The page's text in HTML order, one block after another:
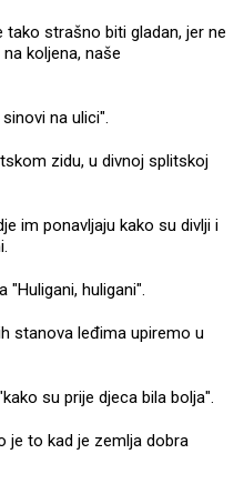
tako strašno biti gladan, jer ne
koljena, naše
na ulici".
zidu, u divnoj splitskoj
im ponavljaju kako su divlji i
"Huligani, huligani".
stanova leđima upiremo u
su prije djeca bila bolja".
je to kad je zemlja dobra